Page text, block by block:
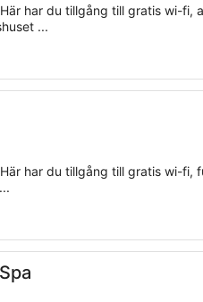
har du tillgång till gratis wi-fi,
...
har du tillgång till gratis wi-fi,